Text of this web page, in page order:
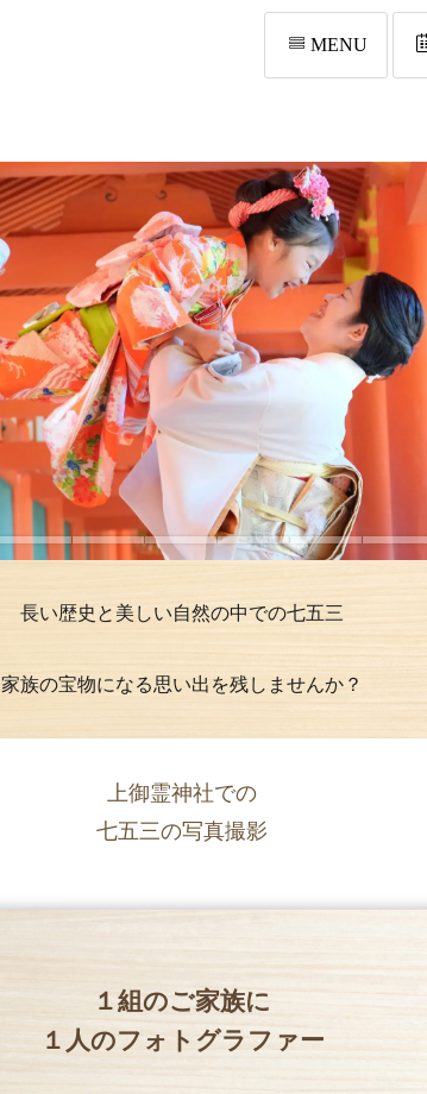
MENU
長い歴史と美しい自然の中での七五三
家族の宝物になる思い出を残しませんか？
上御霊神社での
七五三の写真撮影
１組のご家族に
１人のフォトグラファー